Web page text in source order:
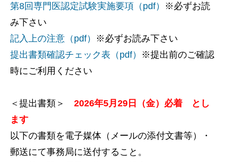
第8回専門医認定試験実施要項（pdf） ※必ずお読
み下さい
記入上の注意（pdf） ※必ずお読み下さい
提出書類確認チェック表（pdf） ※提出前のご確認
時にご利用ください
＜提出書類＞ 2026年5月29日（金）必着 とし
ます
以下の書類を電子媒体（メールの添付文書等）・
郵送にて事務局に送付すること。